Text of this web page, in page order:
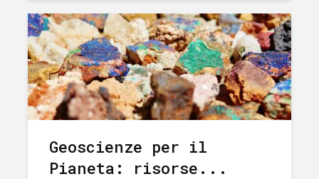
Geoscienze per il
Pianeta: risorse...